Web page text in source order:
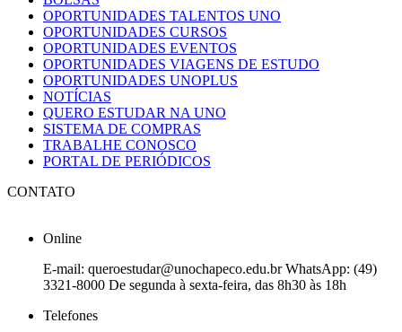
OPORTUNIDADES TALENTOS UNO
OPORTUNIDADES CURSOS
OPORTUNIDADES EVENTOS
OPORTUNIDADES VIAGENS DE ESTUDO
OPORTUNIDADES UNOPLUS
NOTÍCIAS
QUERO ESTUDAR NA UNO
SISTEMA DE COMPRAS
TRABALHE CONOSCO
PORTAL DE PERIÓDICOS
CONTATO
Online
E-mail: queroestudar@unochapeco.edu.br WhatsApp: (49)
3321-8000 De segunda à sexta-feira, das 8h30 às 18h
Telefones